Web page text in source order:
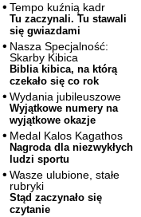
Tempo kuźnią kadr
Tu zaczynali. Tu stawali
się gwiazdami
Nasza Specjalność:
Skarby Kibica
Biblia kibica, na którą
czekało się co rok
Wydania jubileuszowe
Wyjątkowe numery na
wyjątkowe okazje
Medal Kalos Kagathos
Nagroda dla niezwykłych
ludzi sportu
Wasze ulubione, stałe
rubryki
Stąd zaczynało się
czytanie